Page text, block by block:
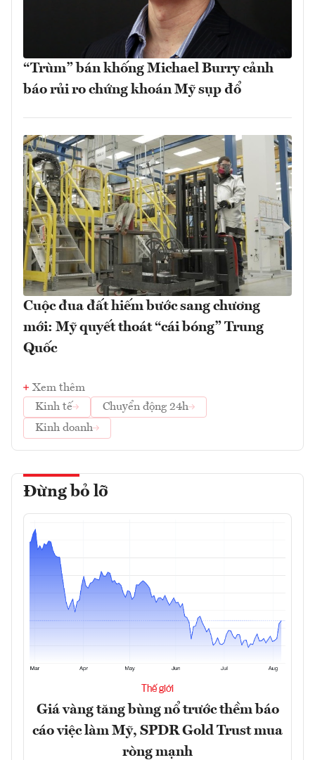
“Trùm” bán khống Michael Burry cảnh
báo rủi ro chứng khoán Mỹ sụp đổ
Cuộc đua đất hiếm bước sang chương
mới: Mỹ quyết thoát “cái bóng” Trung
Quốc
Xem thêm
Kinh tế
Chuyển động 24h
Kinh doanh
Đừng bỏ lỡ
Thế giới
Giá vàng tăng bùng nổ trước thềm báo
cáo việc làm Mỹ, SPDR Gold Trust mua
ròng mạnh